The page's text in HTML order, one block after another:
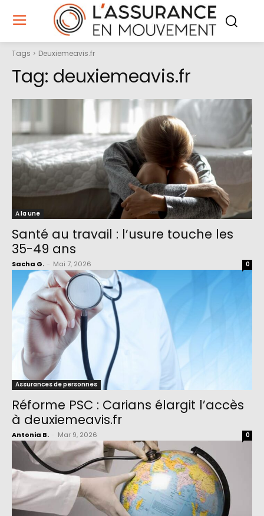
Tags Deuxiemeavis.fr
Tag: deuxiemeavis.fr
A la une
Santé au travail : l’usure touche les
35-49 ans
Sacha G. Mai 7, 2026 0
Assurances de personnes
Réforme PSC : Carians élargit l’accès
à deuxiemeavis.fr
Antonia B. Mar 9, 2026 0